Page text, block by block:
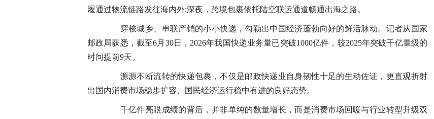
履通过物流链路发往海内外;深夜，跨境包裹依托陆空联运通道畅通出海之路。
穿梭城乡、串联产销的小小快递，勾勒出中国经济蓬勃向好的鲜活脉动。记者从国家
邮政局获悉，截至6月30日，2026年我国快递业务量已突破1000亿件，较2025年突破千亿量级的
时间提前9天。
源源不断流转的快递包裹，不仅是邮政快递业自身韧性十足的生动佐证，更直观折射
出国内消费市场稳步扩容、国民经济运行稳中有进的良好态势。
千亿件亮眼成绩的背后，并非单纯的数量增长，而是消费市场回暖与行业转型升级双